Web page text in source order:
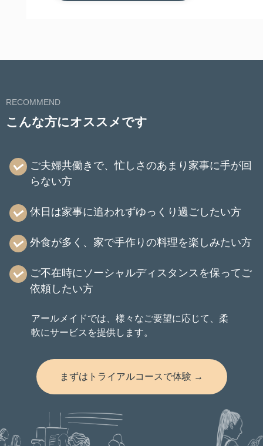
RECOMMEND
こんな方にオススメです
ご夫婦共働きで、忙しさのあまり家事に手が回
らない方
休日は家事に追われずゆっくり過ごしたい方
外食が多く、家で手作りの料理を楽しみたい方
ご不在時にソーシャルディスタンスを保ってご
依頼したい方
アールメイドでは、様々なご要望に応じて、柔
軟にサービスを提供します。
まずはトライアルコースで体験 →